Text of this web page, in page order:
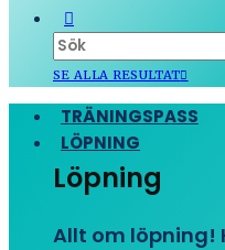
SE ALLA RESULTAT
TRÄNINGSPASS
LÖPNING
Löpning
Allt om löpning!